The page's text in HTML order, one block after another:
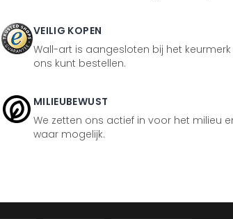
VEILIG KOPEN
Wall-art is aangesloten bij het
ons kunt bestellen.
MILIEUBEWUST
We zetten ons actief in voor het milieu
waar mogelijk.